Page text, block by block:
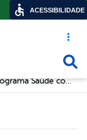
Acesso
Belo Jardim adere ao programa Saúde com Agente
ACESSIBILIDADE